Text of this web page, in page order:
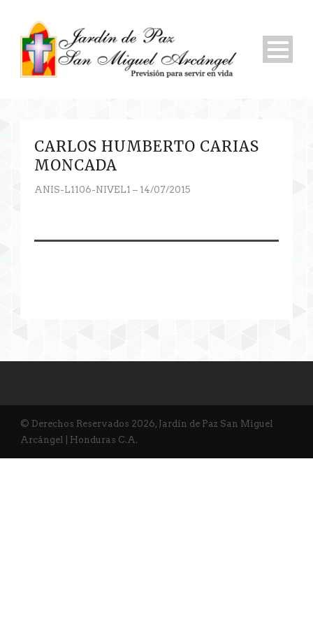
CARLOS HUMBERTO CARIAS
MONCADA
ANIS-L1106-NIVEL1 – 14/07/2015
© Derechos Reservados 2026, Jardín de Paz San Miguel
Arcángel | Honduras C.A.